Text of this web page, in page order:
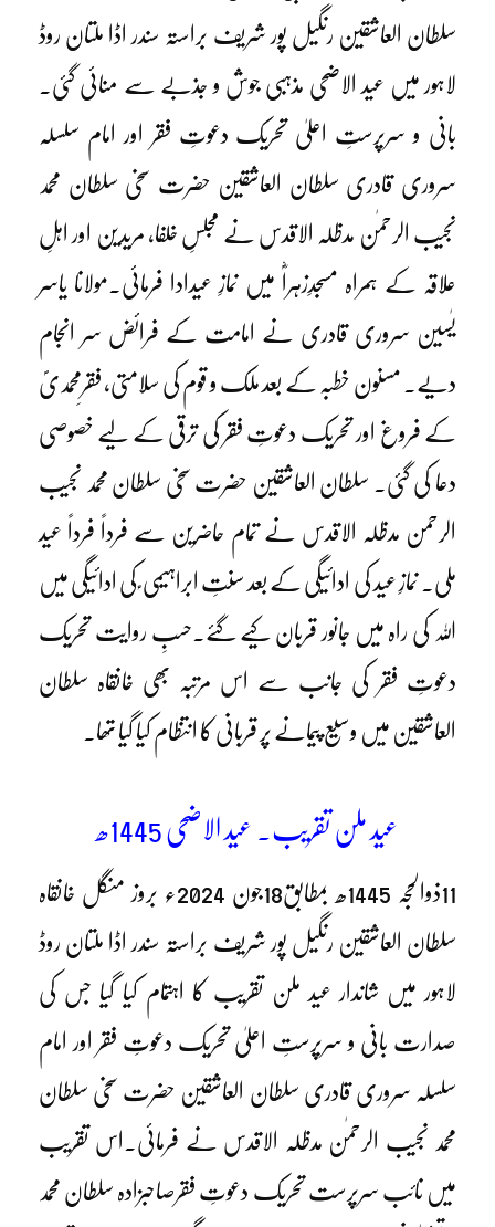
سلطان العاشقین رنگیل پور شریف براستہ سندر اڈا ملتان روڈ
لاہور میں عید الاضحی مذہبی جوش و جذبے سے منائی گئی۔
بانی و سرپرستِ اعلیٰ تحریک دعوتِ فقر اور امام سلسلہ
سروری قادری سلطان العاشقین حضرت سخی سلطان محمد
نجیب الرحمٰن مدظلہ الاقدس نے مجلسِ خلفا، مریدین اور اہلِ
علاقہ کے ہمراہ مسجدِزہراؓ میں نمازِ عیدادا فرمائی۔مولانا یاسر
یٰسین سروری قادری نے امامت کے فرائض سر انجام
دیے۔ مسنون خطبہ کے بعد ملک و قوم کی سلامتی، فقرِمحمدیؐ
کے فروغ اور تحریک دعوتِ فقر کی ترقی کے لیے خصوصی
دعا کی گئی۔ سلطان العاشقین حضرت سخی سلطان محمد نجیب
الرحمن مدظلہ الاقدس نے تمام حاضرین سے فرداً فرداً عید
ملی۔ نمازِ عید کی ادائیگی کے بعد سنتِ ابراہیمی ؑ کی ادائیگی میں
اللہ کی راہ میں جانور قربان کیے گئے۔حسبِ روایت تحریک
دعوتِ فقر کی جانب سے اس مرتبہ بھی خانقاہ سلطان
العاشقین میں وسیع پیمانے پر قربانی کا انتظام کیا گیا تھا۔
عید ملن تقریب۔ عید الاضحی 1445ھ
11ذوالحجہ 1445ھ بمطابق18جون 2024ء بروز منگل خانقاہ
سلطان العاشقین رنگیل پور شریف براستہ سندر اڈا ملتان روڈ
لاہور میں شاندار عید ملن تقریب کا اہتمام کیا گیا جس کی
صدارت بانی و سرپرستِ اعلیٰ تحریک دعوتِ فقر اور امام
سلسلہ سروری قادری سلطان العاشقین حضرت سخی سلطان
محمد نجیب الرحمٰن مدظلہ الاقدس نے فرمائی۔اس تقریب
میں نائب سرپرست تحریک دعوتِ فقرصاحبزادہ سلطان محمد